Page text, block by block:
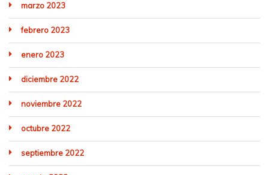
marzo 2023
febrero 2023
enero 2023
diciembre 2022
noviembre 2022
octubre 2022
septiembre 2022